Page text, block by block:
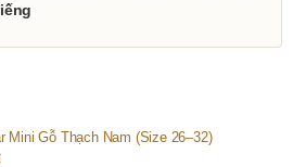
Mini Gỗ Thạch Nam (Size 26–32)